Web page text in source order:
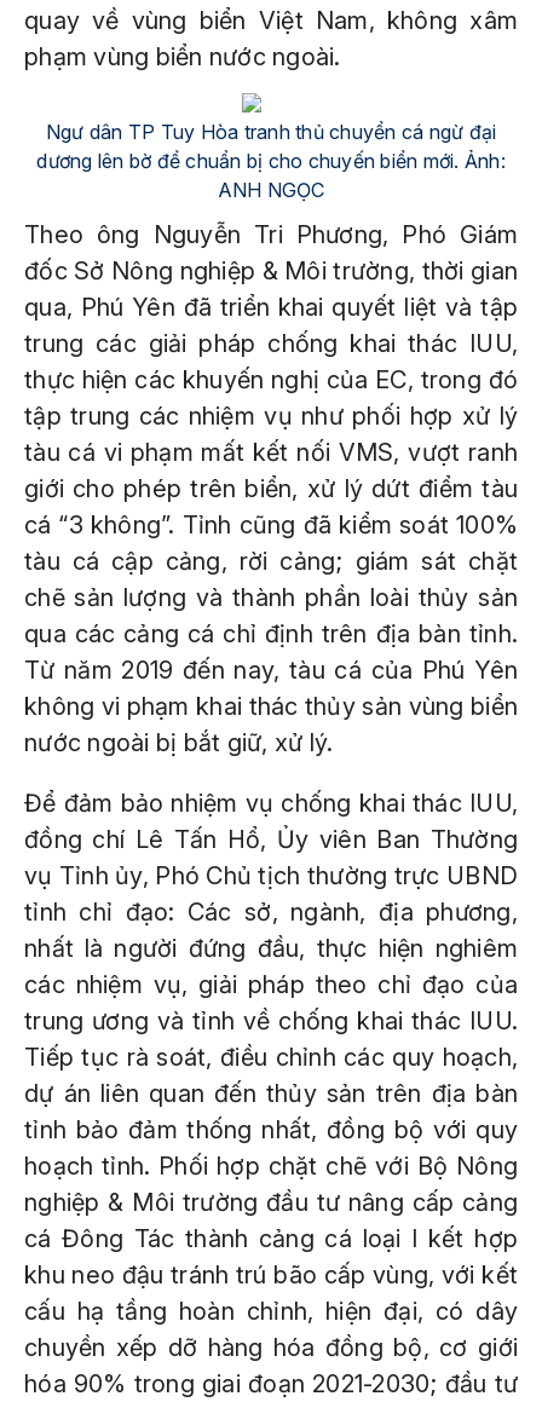
quay về vùng biển Việt Nam, không xâm
phạm vùng biển nước ngoài.
Ngư dân TP Tuy Hòa tranh thủ chuyển cá ngừ đại
dương lên bờ để chuẩn bị cho chuyến biển mới. Ảnh:
ANH NGỌC
Theo ông Nguyễn Tri Phương, Phó Giám
đốc Sở Nông nghiệp & Môi trường, thời gian
qua, Phú Yên đã triển khai quyết liệt và tập
trung các giải pháp chống khai thác IUU,
thực hiện các khuyến nghị của EC, trong đó
tập trung các nhiệm vụ như phối hợp xử lý
tàu cá vi phạm mất kết nối VMS, vượt ranh
giới cho phép trên biển, xử lý dứt điểm tàu
cá “3 không”. Tỉnh cũng đã kiểm soát 100%
tàu cá cập cảng, rời cảng; giám sát chặt
chẽ sản lượng và thành phần loài thủy sản
qua các cảng cá chỉ định trên địa bàn tỉnh.
Từ năm 2019 đến nay, tàu cá của Phú Yên
không vi phạm khai thác thủy sản vùng biển
nước ngoài bị bắt giữ, xử lý.
Để đảm bảo nhiệm vụ chống khai thác IUU,
đồng chí Lê Tấn Hổ, Ủy viên Ban Thường
vụ Tỉnh ủy, Phó Chủ tịch thường trực UBND
tỉnh chỉ đạo: Các sở, ngành, địa phương,
nhất là người đứng đầu, thực hiện nghiêm
các nhiệm vụ, giải pháp theo chỉ đạo của
trung ương và tỉnh về chống khai thác IUU.
Tiếp tục rà soát, điều chỉnh các quy hoạch,
dự án liên quan đến thủy sản trên địa bàn
tỉnh bảo đảm thống nhất, đồng bộ với quy
hoạch tỉnh. Phối hợp chặt chẽ với Bộ Nông
nghiệp & Môi trường đầu tư nâng cấp cảng
cá Đông Tác thành cảng cá loại I kết hợp
khu neo đậu tránh trú bão cấp vùng, với kết
cấu hạ tầng hoàn chỉnh, hiện đại, có dây
chuyền xếp dỡ hàng hóa đồng bộ, cơ giới
hóa 90% trong giai đoạn 2021-2030; đầu tư